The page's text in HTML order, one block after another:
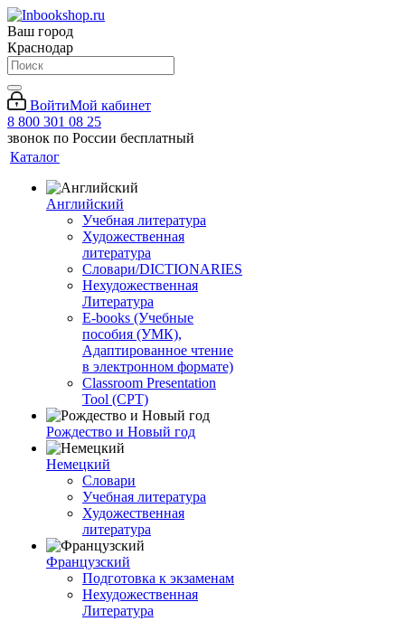
Ваш город
Краснодар
ВойтиМой кабинет
8 800 301 08 25
звонок по России бесплатный
Каталог
Английский
Учебная литература
Художественная
литература
Словари/DICTIONARIES
Нехудожественная
Литература
E-books (Учебные
пособия (УМК),
Адаптированное чтение
в электронном формате)
Classroom Presentation
Tool (CPT)
Рождество и Новый год
Немецкий
Словари
Учебная литература
Художественная
литература
Французский
Подготовка к экзаменам
Нехудожественная
Литература